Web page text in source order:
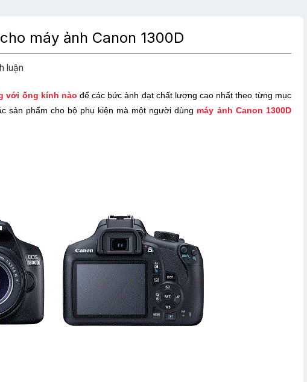
máy ảnh Canon 1300D
luận
với ống kính nào để các bức ảnh đạt chất lượng cao nhất theo từng mục
sản phẩm cho bộ phụ kiện mà một người dùng máy ảnh Canon 1300D